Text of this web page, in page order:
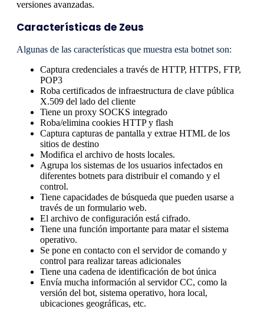
versiones avanzadas.
Características de Zeus
Algunas de las características que muestra esta botnet son:
Captura credenciales a través de HTTP, HTTPS, FTP,
POP3
Roba certificados de infraestructura de clave pública
X.509 del lado del cliente
Tiene un proxy SOCKS integrado
Roba/elimina cookies HTTP y flash
Captura capturas de pantalla y extrae HTML de los
sitios de destino
Modifica el archivo de hosts locales.
Agrupa los sistemas de los usuarios infectados en
diferentes botnets para distribuir el comando y el
control.
Tiene capacidades de búsqueda que pueden usarse a
través de un formulario web.
El archivo de configuración está cifrado.
Tiene una función importante para matar el sistema
operativo.
Se pone en contacto con el servidor de comando y
control para realizar tareas adicionales
Tiene una cadena de identificación de bot única
Envía mucha información al servidor CC, como la
versión del bot, sistema operativo, hora local,
ubicaciones geográficas, etc.